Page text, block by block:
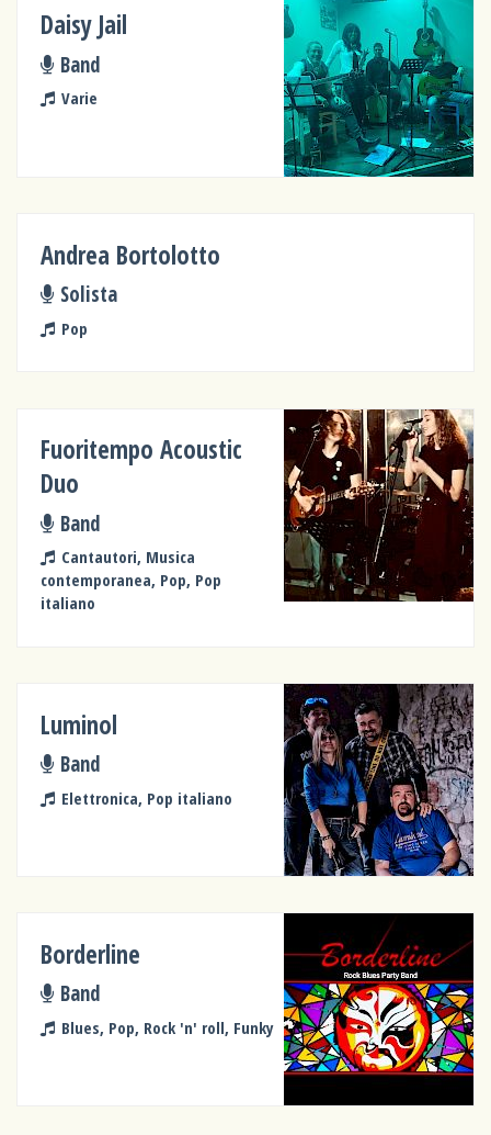
Daisy Jail
Band
Varie
Andrea Bortolotto
Solista
Pop
Fuoritempo Acoustic
Duo
Band
Cantautori, Musica
contemporanea, Pop, Pop
italiano
Luminol
Band
Elettronica, Pop italiano
Borderline
Band
Blues, Pop, Rock 'n' roll, Funky